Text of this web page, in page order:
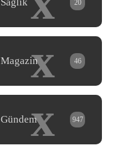
20
x
Magazin 46
x
Gündem 947